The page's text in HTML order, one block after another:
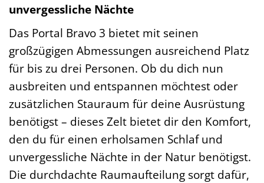
unvergessliche Nächte
Das Portal Bravo 3 bietet mit seinen
großzügigen Abmessungen ausreichend Platz
für bis zu drei Personen. Ob du dich nun
ausbreiten und entspannen möchtest oder
zusätzlichen Stauraum für deine Ausrüstung
benötigst – dieses Zelt bietet dir den Komfort,
den du für einen erholsamen Schlaf und
unvergessliche Nächte in der Natur benötigst.
Die durchdachte Raumaufteilung sorgt dafür,